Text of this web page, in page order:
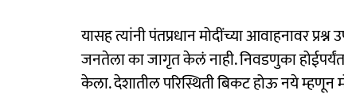
यासह त्यांनी पंतप्रधान मोदींच्या आवाहनावर
जनतेला का जागृत केलं नाही. निवडणुका
केला. देशातील परिस्थिती बिकट होऊ नये म्हणून